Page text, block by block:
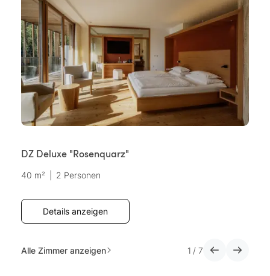
DZ Deluxe "Rosenquarz"
40 m² 2 Personen
Details anzeigen
Alle Zimmer anzeigen 1 / 7